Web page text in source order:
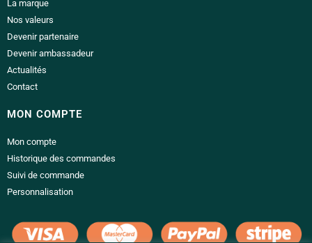
La marque
Nos valeurs
Devenir partenaire
Devenir ambassadeur
Actualités
Contact
MON COMPTE
Mon compte
Historique des commandes
Suivi de commande
Personnalisation